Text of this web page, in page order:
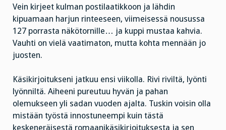
Vein kirjeet kulman postilaatikkoon ja lähdin
kipuamaan harjun rinteeseen, viimeisessä nousussa
127 porrasta näkötornille… ja kuppi mustaa kahvia.
Vauhti on vielä vaatimaton, mutta kohta mennään jo
juosten.
Käsikirjoitukseni jatkuu ensi viikolla. Rivi riviltä, lyönti
lyönniltä. Aiheeni pureutuu hyvän ja pahan
olemukseen yli sadan vuoden ajalta. Tuskin voisin olla
mistään työstä innostuneempi kuin tästä
keskeneräisestä romaanikäsikirjoituksesta ja sen